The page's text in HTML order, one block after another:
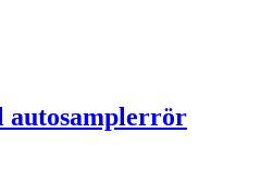
autosamplerrör